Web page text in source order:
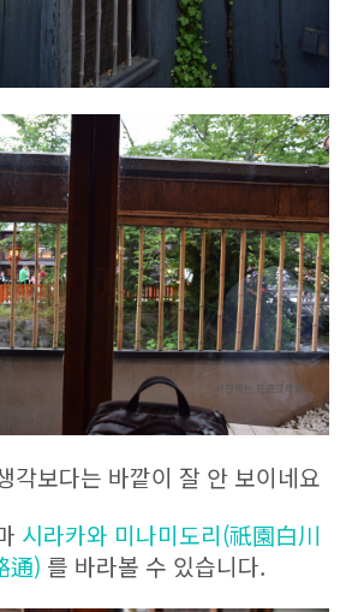
각보다는 바깥이 잘 안 보이네요
시라카와 미나미도리(祇園白川
通) 를 바라볼 수 있습니다.